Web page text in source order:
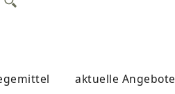
aktuelle Angebote